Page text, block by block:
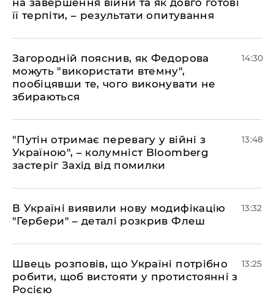
її терпіти, – результати опитування
Загородній пояснив, як Федорова
можуть "використати втемну",
пообіцявши те, чого виконувати не
збираються
14:30
"Путін отримає перевагу у війні з
Україною", – колумніст Bloomberg
застеріг Захід від помилки
13:48
В Україні виявили нову модифікацію
"Гербери" – деталі розкрив Флеш
13:32
Швець розповів, що Україні потрібно
робити, щоб вистояти у протистоянні з
Росією
13:25